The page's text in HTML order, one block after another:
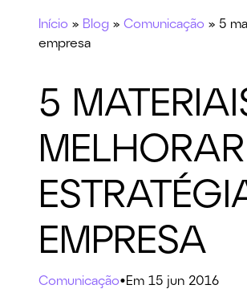
Início » Blog » Comunicação » 5
empresa
5
EMPRESA
Comunicação•Em 15 jun 2016